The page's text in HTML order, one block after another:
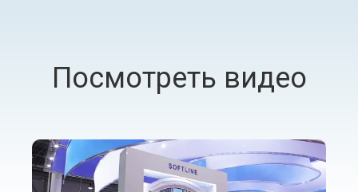
Посмотреть видео